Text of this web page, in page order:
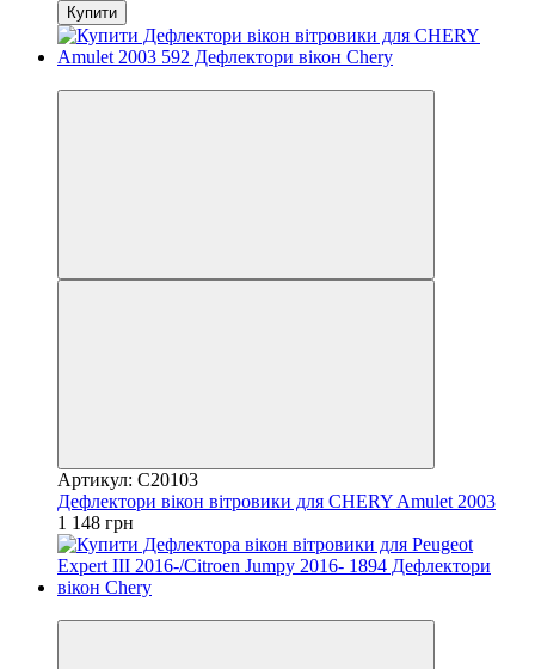
Купити
Артикул: C20103
Дефлектори вікон вітровики для CHERY Amulet 2003
1 148 грн